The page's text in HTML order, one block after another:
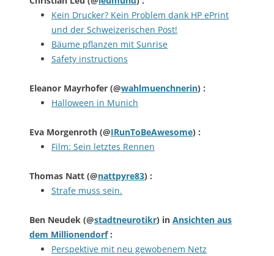
Kein Drucker? Kein Problem dank HP ePrint
und der Schweizerischen Post!
Bäume pflanzen mit Sunrise
Safety instructions
Eleanor Mayrhofer (@wahlmuenchnerin) :
Halloween in Munich
Eva Morgenroth (@IRunToBeAwesome) :
Film: Sein letztes Rennen
Thomas Natt (@nattpyre83) :
Strafe muss sein.
Ben Neudek (@stadtneurotikr) in Ansichten aus
dem Millionendorf:
Perspektive mit neu gewobenem Netz